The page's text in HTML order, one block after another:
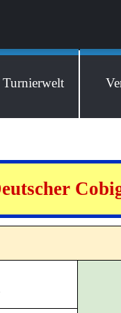
Turnierwelt